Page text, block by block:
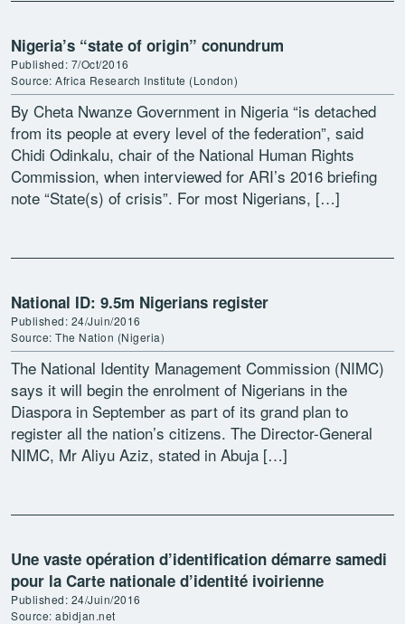
Nigeria’s “state of origin” conundrum
Published: 7/Oct/2016
Source: Africa Research Institute (London)
By Cheta Nwanze Government in Nigeria “is detached
from its people at every level of the federation”, said
Chidi Odinkalu, chair of the National Human Rights
Commission, when interviewed for ARI’s 2016 briefing
note “State(s) of crisis”. For most Nigerians, […]
National ID: 9.5m Nigerians register
Published: 24/Juin/2016
Source: The Nation (Nigeria)
The National Identity Management Commission (NIMC)
says it will begin the enrolment of Nigerians in the
Diaspora in September as part of its grand plan to
register all the nation’s citizens. The Director-General
NIMC, Mr Aliyu Aziz, stated in Abuja […]
Une vaste opération d’identification démarre samedi
pour la Carte nationale d’identité ivoirienne
Published: 24/Juin/2016
Source: abidjan.net